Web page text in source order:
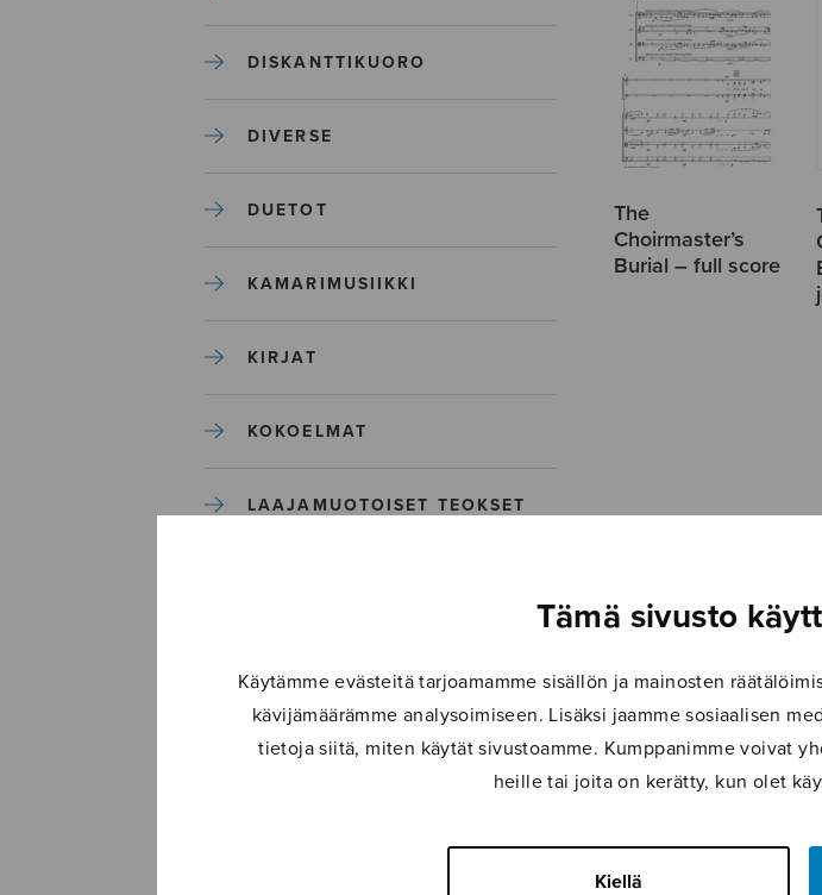
Tämä sivusto
Käytämme evästeitä tarjoamamme sisällön ja mainosten
kävijämäärämme analysoimiseen. Lisäksi jaamme sosiaalisen
tietoja siitä, miten käytät sivustoamme. Kumppanimme voivat
heille tai joita on kerätty, kun olet
Kiellä
DISKANTTIKUORO
DIVERSE
DUETOT
KAMARIMUSIIKKI
KIRJAT
KOKOELMAT
LAAJAMUOTOISET TEOKSET
MUUT
The
Choirmaster’s
Burial – full score